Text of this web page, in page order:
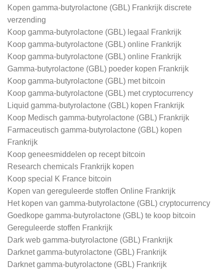
Kopen gamma-butyrolactone (GBL) Frankrijk discrete
verzending
Koop gamma-butyrolactone (GBL) legaal Frankrijk
Koop gamma-butyrolactone (GBL) online Frankrijk
Koop gamma-butyrolactone (GBL) online Frankrijk
Gamma-butyrolactone (GBL) poeder kopen Frankrijk
Koop gamma-butyrolactone (GBL) met bitcoin
Koop gamma-butyrolactone (GBL) met cryptocurrency
Liquid gamma-butyrolactone (GBL) kopen Frankrijk
Koop Medisch gamma-butyrolactone (GBL) Frankrijk
Farmaceutisch gamma-butyrolactone (GBL) kopen
Frankrijk
Koop geneesmiddelen op recept bitcoin
Research chemicals Frankrijk kopen
Koop special K France bitcoin
Kopen van gereguleerde stoffen Online Frankrijk
Het kopen van gamma-butyrolactone (GBL) cryptocurrency
Goedkope gamma-butyrolactone (GBL) te koop bitcoin
Gereguleerde stoffen Frankrijk
Dark web gamma-butyrolactone (GBL) Frankrijk
Darknet gamma-butyrolactone (GBL) Frankrijk
Darknet gamma-butyrolactone (GBL) Frankrijk